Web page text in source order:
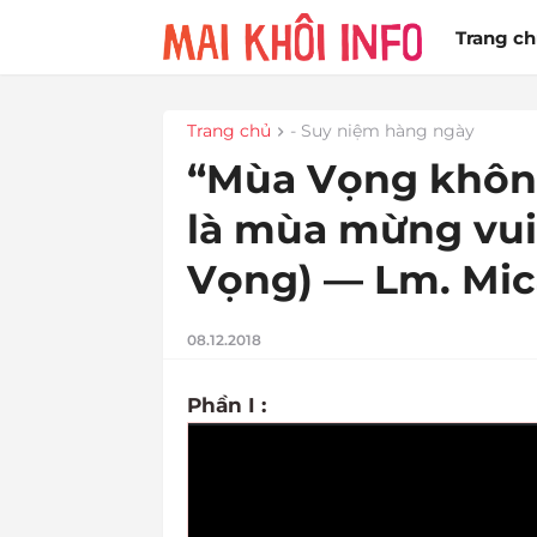
Trang
Trang chủ - Suy niệm hàng ngày
“Mùa Vọng
là mùa mừng
Vọng) — Lm.
08.12.2018
Phần I :